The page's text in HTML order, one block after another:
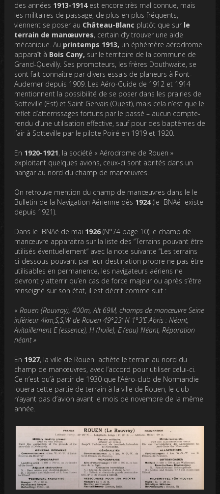
des années 1913-1914est encore très mal connue, mais
les militaires de passage, de plus en plus fréquents,
viennent se poser au Château-Blanc plutôt que sur le
terrain de manœuvres, certain d’y trouver une aide
mécanique. Au printemps 1913, un éphémère aérodrome
apparaît à Bois Cany, sur le territoire de la commune de
Grand-Quevilly. Ses promoteurs, les frères Douthwaite, se
sont fait connaître par divers essais de planeurs à Pont-
Audemer depuis 1909. Les Aéro-Guide de 1912 et 1914
mentionnent la possibilité de se poser dans les prairies de
Sotteville (Est) et Saint Gervais (Ouest), mais cela n’est que le
reflet d’atterrissages fortuits par le passé – aucun compte-
rendu d’une utilisation effective, sauf pour des baptêmes de
l’air à Sotteville par le pilote Poiré en 1919 et 1920.
En 1920-1921, la société « Aérodrome de Rouen »
exploitant quelques avions, ceux-ci sont abrités dans un
hangar au nord du champ de manœuvres.
On retrouve mention du champ de manœuvres dans le le
Bulletin de la Navigation Aérienne dès 1924(le BNAé existe
depuis 1921).
Dans le BNAé de mai 1926(N°74 page 10) le champ de
manœuvre apparaitra sur la liste des “Terrains pouvant être
utilisés éventuellement” avec la note suivante “Les terrains
ci-dessous pouvant par leur destination propre ne pas être
utilisables en permanence, les navigateurs aériens ne
devront y atterrir qu’en cas de force majeur ou après s’être
renseigné sur son état, il est décrit comme suit :
«Rouen (Rouvray), 400m, Alt 69M, champs de manœuvre Seine
inférieur 4km,S,S,W de Rouen 49°23’ N 1°3’E Abris : Néant,
Avitaillement E (essence), H (huile), E (eau) Néant, Réparation
néant »
En 1927, la ville de Rouen achète le terrain au nord du
champ de manœuvres, avec l’accord pour utiliser celui-ci.
Ce n’est qu’à partir de 1930 que l’Aéro-club de Normandie
louera cette partie de terrain à la ville de Rouen, le club
n’ayant pas d’avion avant le mois de novembre de la même
année.